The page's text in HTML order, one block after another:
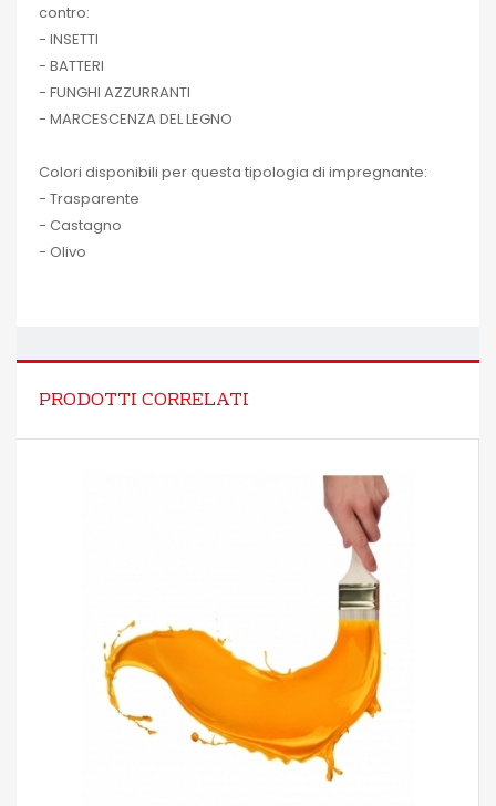
contro:
- INSETTI
- BATTERI
- FUNGHI AZZURRANTI
- MARCESCENZA DEL LEGNO
Colori disponibili per questa tipologia di impregnante:
- Trasparente
- Castagno
- Olivo
PRODOTTI CORRELATI